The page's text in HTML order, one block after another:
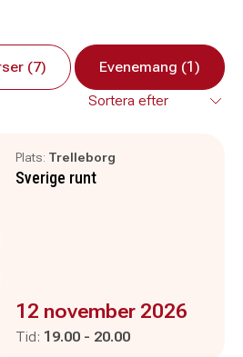
(7) Evenemang (1)
Plats: Trelleborg
Sverige runt
Evenemanget är :
12 november 2026
Tid: Pågår mellan
19.00 - och
20.00